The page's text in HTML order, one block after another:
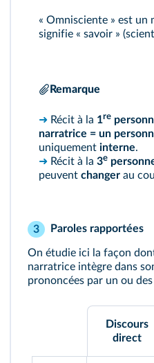
« Omnisciente » est
signifie « savoir »
Remarque
➜ Récit à la 1re
narratrice = un
uniquement interne.
➜ Récit à la 3e
peuvent changer au
3 Paroles rapportées
On étudie ici la façon
narratrice intègre dans
prononcées par un ou
Discours
direct